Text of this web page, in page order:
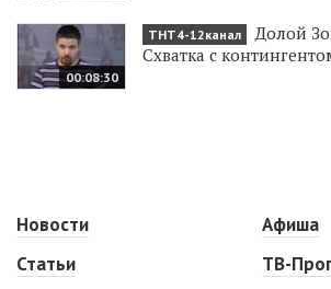
00:08:30
ТНТ4-12канал
Долой
Схватка с
Новости
Статьи
Афиша
ТВ-